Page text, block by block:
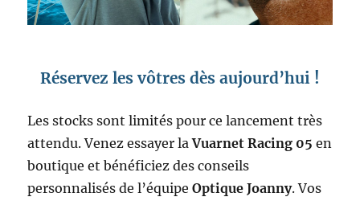
Réservez les vôtres dès aujourd’hui !
Les stocks sont limités pour ce lancement très
attendu. Venez essayer laVuarnet Racing 05 en
boutique et bénéficiez des conseils
personnalisés de l’équipeOptique Joanny. Vos